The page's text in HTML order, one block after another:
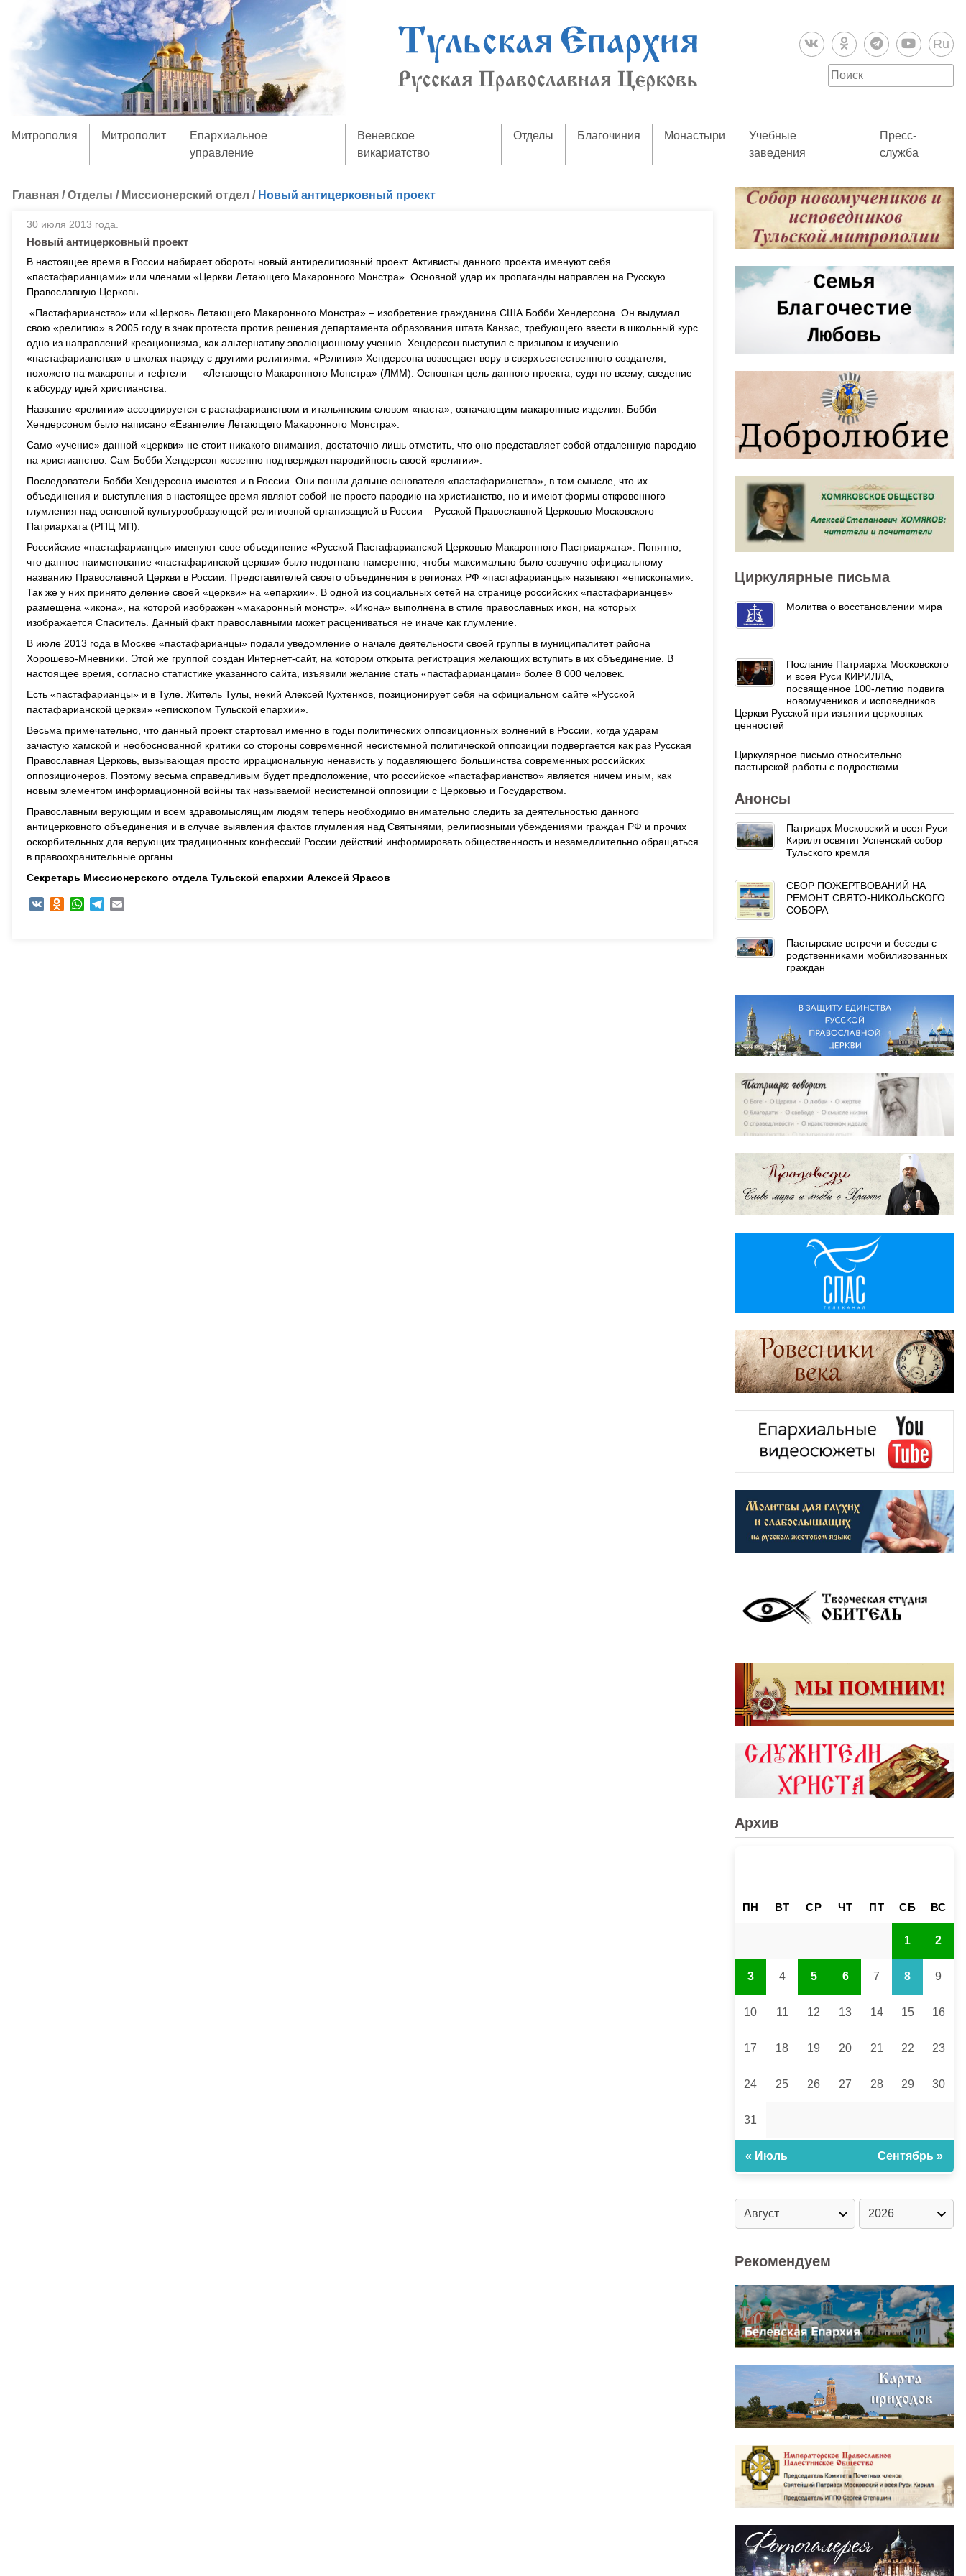
Ru
Митрополия Митрополит
Епархиальное
управление
Веневское
викариатство
Отделы Благочиния Монастыри
Учебные
заведения
Пресс-
служба
Главная /Отделы / Миссионерский отдел / Новый антицерковный проект
30 июля 2013 года.
Новый антицерковный проект
В настоящее время в России набирает обороты новый антирелигиозный проект. Активисты данного проекта именуют себя
«пастафарианцами» или членами «Церкви Летающего Макаронного Монстра». Основной удар их пропаганды направлен на Русскую
Православную Церковь.
«Пастафарианство» или «Церковь Летающего Макаронного Монстра» – изобретение гражданина США Бобби Хендерсона. Он выдумал
свою «религию» в 2005 году в знак протеста против решения департамента образования штата Канзас, требующего ввести в школьный курс
одно из направлений креационизма, как альтернативу эволюционному учению. Хендерсон выступил с призывом к изучению
«пастафарианства» в школах наряду с другими религиями. «Религия» Хендерсона возвещает веру в сверхъестественного создателя,
похожего на макароны и тефтели — «Летающего Макаронного Монстра» (ЛММ). Основная цель данного проекта, судя по всему, сведение
к абсурду идей христианства.
Название «религии» ассоциируется с растафарианством и итальянским словом «паста», означающим макаронные изделия. Бобби
Хендерсоном было написано «Евангелие Летающего Макаронного Монстра».
Само «учение» данной «церкви» не стоит никакого внимания, достаточно лишь отметить, что оно представляет собой отдаленную пародию
на христианство. Сам Бобби Хендерсон косвенно подтверждал пародийность своей «религии».
Последователи Бобби Хендерсона имеются и в России. Они пошли дальше основателя «пастафарианства», в том смысле, что их
объединения и выступления в настоящее время являют собой не просто пародию на христианство, но и имеют формы откровенного
глумления над основной культурообразующей религиозной организацией в России – Русской Православной Церковью Московского
Патриархата (РПЦ МП).
Российские «пастафарианцы» именуют свое объединение «Русской Пастафарианской Церковью Макаронного Пастриархата». Понятно,
что данное наименование «пастафаринской церкви» было подогнано намеренно, чтобы максимально было созвучно официальному
названию Православной Церкви в России. Представителей своего объединения в регионах РФ «пастафарианцы» называют «епископами».
Так же у них принято деление своей «церкви» на «епархии». В одной из социальных сетей на странице российских «пастафарианцев»
размещена «икона», на которой изображен «макаронный монстр». «Икона» выполнена в стиле православных икон, на которых
изображается Спаситель. Данный факт православными может расцениваться не иначе как глумление.
В июле 2013 года в Москве «пастафарианцы» подали уведомление о начале деятельности своей группы в муниципалитет района
Хорошево-Мневники. Этой же группой создан Интернет-сайт, на котором открыта регистрация желающих вступить в их объединение. В
настоящее время, согласно статистике указанного сайта, изъявили желание стать «пастафарианцами» более 8 000 человек.
Есть «пастафарианцы» и в Туле. Житель Тулы, некий Алексей Кухтенков, позиционирует себя на официальном сайте «Русской
пастафарианской церкви» «епископом Тульской епархии».
Весьма примечательно, что данный проект стартовал именно в годы политических оппозиционных волнений в России, когда ударам
зачастую хамской и необоснованной критики со стороны современной несистемной политической оппозиции подвергается как раз Русская
Православная Церковь, вызывающая просто иррациональную ненависть у подавляющего большинства современных российских
оппозиционеров. Поэтому весьма справедливым будет предположение, что российское «пастафарианство» является ничем иным, как
новым элементом информационной войны так называемой несистемной оппозиции с Церковью и Государством.
Православным верующим и всем здравомыслящим людям теперь необходимо внимательно следить за деятельностью данного
антицерковного объединения и в случае выявления фактов глумления над Святынями, религиозными убеждениями граждан РФ и прочих
оскорбительных для верующих традиционных конфессий России действий информировать общественность и незамедлительно обращаться
в правоохранительные органы.
Секретарь Миссионерского отдела Тульской епархии Алексей Ярасов
VK Odnoklassniki
WhatsAppTelegram
Циркулярные письма
Молитва о восстановлении мира
Послание Патриарха Московского
и всея Руси КИРИЛЛА,
посвященное 100-летию подвига
новомучеников и исповедников
Церкви Русской при изъятии церковных
ценностей
Циркулярное письмо относительно
пастырской работы с подростками
Анонсы
Патриарх Московский и всея Руси
Кирилл освятит Успенский собор
Тульского кремля
СБОР ПОЖЕРТВОВАНИЙ НА
РЕМОНТ СВЯТО-НИКОЛЬСКОГО
СОБОРА
Пастырские встречи и беседы с
родственниками мобилизованных
граждан
Архив
ПН ВТ СР ЧТ ПТ СБ ВС
1 2
3 4 5 6 7 8 9
10 11 12 13 14 15 16
17 18 19 20 21 22 23
24 25 26 27 28 29 30
31
« Июль Сентябрь »
Рекомендуем